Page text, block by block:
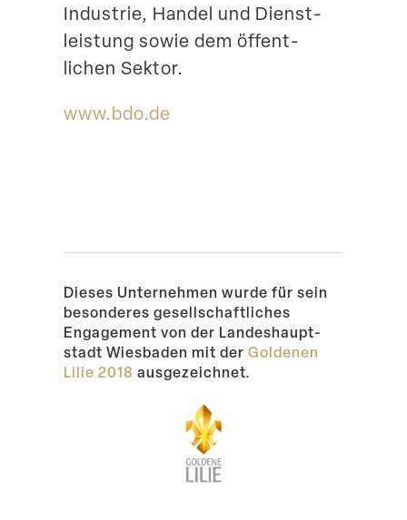
Industrie, Handel und Dienst­
leistung sowie dem öffent­
lichen Sektor.
www​.bdo​.de
Dieses Unter­nehmen wurde für sein
beson­deres gesell­schaft­liches
Engagement von der Landes­haupt­
stadt Wiesbaden mit der Goldenen
Lilie 2018 ausgezeichnet.